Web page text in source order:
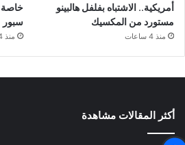
أمريكية.. الاشتباه بفلفل هالبينو
مستورد من المكسيك
منذ 4 ساعات
خاصة
سبور
منذ 4 ساعات
أكثر المقالات مشاهدة